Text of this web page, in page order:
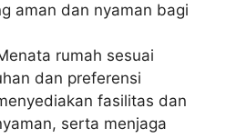
aman dan nyaman bagi
rumah sesuai
dan preferensi
fasilitas dan
serta menjaga